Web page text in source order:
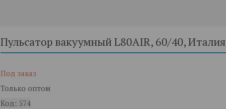
Пульсатор вакуумный L80AIR, 60/40, Италия
Под заказ
Только оптом
Код: 574